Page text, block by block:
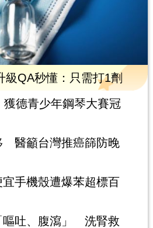
級QA秒懂：只需打1劑
德青少年鋼琴大賽冠
醫籲台灣推癌篩防晚
手機殼遭爆苯超標百
嘔吐、腹瀉」 洗腎救